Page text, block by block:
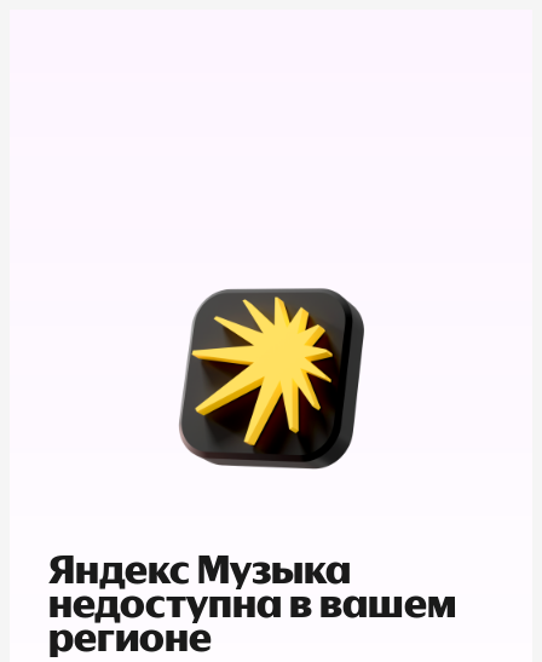
Яндекс Музыка
недоступна в вашем
регионе